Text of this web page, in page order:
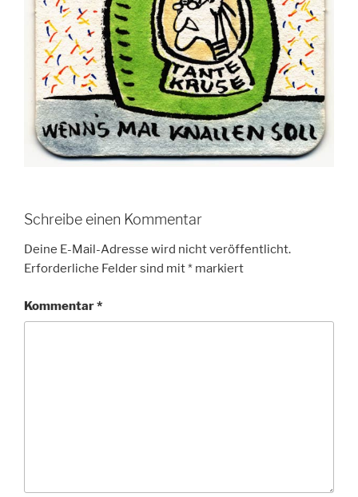
Schreibe einen Kommentar
Deine E-Mail-Adresse wird nicht veröffentlicht.
Erforderliche Felder sind mit* markiert
Kommentar*